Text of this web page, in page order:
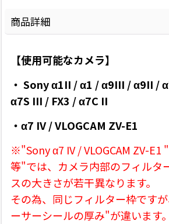
商品詳細
【使用可能なカメラ】
・ Sonyα1II /α1 / α9III / α9II /
α7S III / FX3 / α7C II
・ α7 IV / VLOGCAM ZV-E1
※"Sony α7 IV /VLOGCAM ZV-E1 "
等"では、カメラ内部のフィルタ
スの大きさが若干異なります。
その為、同じフィルター枠です
ーサーシールの厚み"が違います。